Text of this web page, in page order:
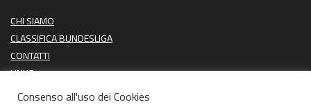
CHI SIAMO
CLASSIFICA BUNDESLIGA
CONTATTI
LINKS
PROSSIME PARTITE
Consenso all'uso dei Cookies